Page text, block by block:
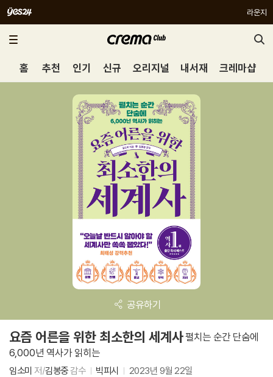
라운지
홈 추천 인기 신규 오리지널 내서재 크레마샵
공유하기
요즘 어른을 위한 최소한의 세계사펼치는 순간 단숨에
6,000년 역사가 읽히는
임소미 저/김봉중감수 빅피시 2023년 9월 22일